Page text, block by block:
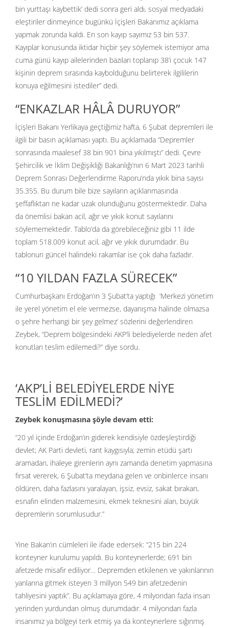
bin yurttaşı kaybettik’ dedi sonra geri aldı, sosyal medyadaki
eleştiriler dinmeyince bugünkü İçişleri Bakanımız açıklama
yapmak zorunda kaldı. En son kayıp sayımız 53 bin 537.
Kayıplar konusunda iktidar hiçbir şey söylemek istemiyor ama
cuma günü kayıp ailelerinden bazıları toplanıp 38’i çocuk 147
kişinin deprem sırasında kaybolduğunu belirterek ilgililerin
konuya eğilmesini istediler” dedi.
“ENKAZLAR HÂLÂ DURUYOR”
İçişleri Bakanı Yerlikaya geçtiğimiz hafta, 6 Şubat depremleri ile
ilgili bir basın açıklaması yaptı. Bu açıklamada “Depremler
sonrasında maalesef 38 bin 901 bina yıkılmıştı” dedi. Çevre
Şehircilik ve İklim Değişikliği Bakanlığı’nın 6 Mart 2023 tarihli
Deprem Sonrası Değerlendirme Raporu’nda yıkık bina sayısı
35.355. Bu durum bile bize sayıların açıklanmasında
şeffaflıktan ne kadar uzak olunduğunu göstermektedir. Daha
da önemlisi bakan acil, ağır ve yıkık konut sayılarını
söylememektedir. Tablo’da da görebileceğiniz gibi 11 ilde
toplam 518.009 konut acil, ağır ve yıkık durumdadır. Bu
tablonun güncel halindeki rakamlar ise çok daha fazladır.
“10 YILDAN FAZLA SÜRECEK”
Cumhurbaşkanı Erdoğan’ın 3 Şubat’ta yaptığı ‘Merkezi yönetim
ile yerel yönetim el ele vermezse, dayanışma halinde olmazsa
o şehre herhangi bir şey gelmez’ sözlerini değerlendiren
Zeybek, “Deprem bölgesindeki AKP’li belediyelerde neden afet
konutları teslim edilemedi?” diye sordu.
‘AKP’Lİ BELEDİYELERDE NİYE
TESLİM EDİLMEDİ?’
Zeybek konuşmasına şöyle devam etti:
“20 yıl içinde Erdoğan’ın giderek kendisiyle özdeşleştirdiği
devlet; AK Parti devleti, rant kaygısıyla; zemin etüdü şartı
aramadan, ihaleye girenlerin aynı zamanda denetim yapmasına
fırsat vererek, 6 Şubat’ta meydana gelen ve onbinlerce insanı
öldüren, daha fazlasını yaralayan, işsiz, evsiz, sakat bırakan,
esnafın elinden malzemesini, ekmek teknesini alan, büyük
depremlerin sorumlusudur.”
Yine Bakan’ın cümleleri ile ifade edersek: “215 bin 224
konteyner kurulumu yapıldı. Bu konteynerlerde; 691 bin
afetzede misafir ediliyor… Depremden etkilenen ve yakınlarının
yanlarına gitmek isteyen 3 millyon 549 bin afetzedenin
tahliyesini yaptık”. Bu açıklamaya göre, 4 milyondan fazla insan
yerinden yurdundan olmuş durumdadır. 4 milyondan fazla
insanımız ya bölgeyi terk etmiş ya da konteynerlere sığınmış